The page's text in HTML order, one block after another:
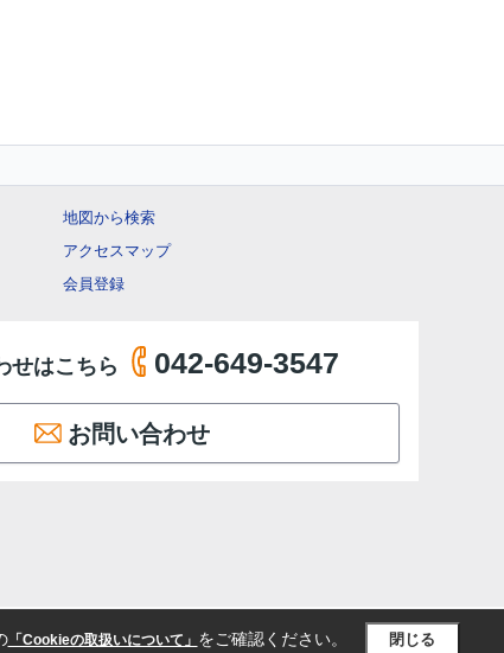
地図から検索
アクセスマップ
会員登録
せはこちら 042-649-3547
お問い合わせ
「Cookieの取扱いについて」 をご確認ください。 閉じる